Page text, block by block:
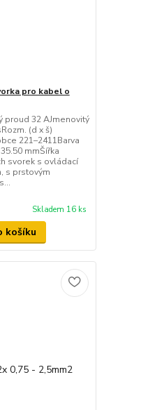
pro kabel o
proud 32 AJmenovitý
(d x š)
221–2411Barva
mmŠířka
svorek s ovládací
s prstovým
Skladem 16 ks
košíku